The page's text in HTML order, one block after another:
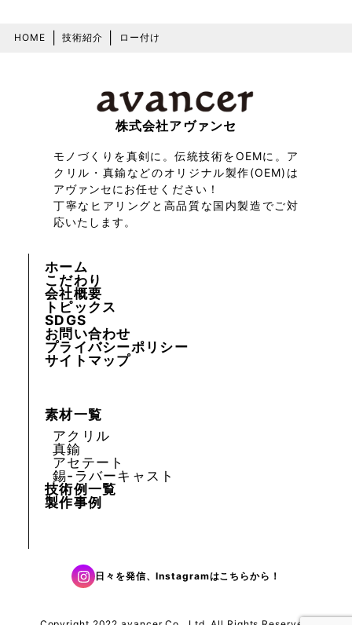
HOME 技術紹介 ロー付け
株式会社アヴァンセ
モノづくりを真剣に。伝統技術をOEMに。ア
クリル・真鍮などのオリジナル製作(OEM)は
アヴァンセにお任せください！
丁寧なヒアリングと高品質な国内製造でご対
応いたします。
ホーム
こだわり
会社概要
トピックス
SDGS
お問い合わせ
プライバシーポリシー
サイトマップ
素材一覧
アクリル
真鍮
アセテート
錫-ラバーキャスト
技術例一覧
製作事例
日々を発信、Instagramはこちらから！